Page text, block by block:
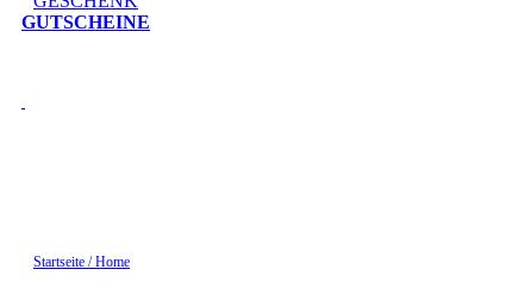
GUTSCHEINE
Startseite / Home